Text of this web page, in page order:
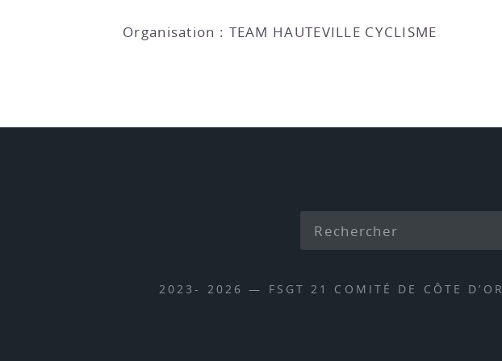
Organisation : TEAM HAUTEVILLE CYCLISME
2023- 2026 — FSGT 21 COMITÉ DE CÔTE D’OR